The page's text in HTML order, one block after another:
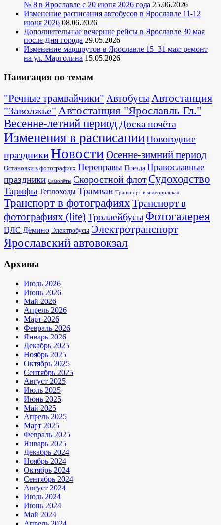
№ 8 в Ярославле с 20 июня 2026 года 25.06.2026
Изменение расписания автобусов в Ярославле 11-12
июня 2026 08.06.2026
Дополнительные вечерние рейсы в Ярославле 30 мая
после Дня города 29.05.2026
Изменение маршрутов в Ярославле 15–31 мая: ремонт
на ул. Марголина 15.05.2026
Навигация по темам
"Речные трамвайчики" АвтобусыАвтостанция
"Заволжье" Автостанция "Ярославль-Гл."
Весенне-летний период Доска почёта
Изменения в расписанииНовогодние
праздникиНовости Осенне-зимний период
Остановки в фотографиях Переправы Поезда Православные
праздники Самолёты Скоростной флот Судоходство
Тарифы Теплоходы Трамваи Транспорт в видеороликах
Транспорт в фотографияхТранспорт в
фотографиях (lite) Троллейбусы Фотогалерея
ЦЛС Дёмино Электробусы Электротранспорт
Ярославский автовокзал
Архивы
Июль 2026
Июнь 2026
Май 2026
Апрель 2026
Март 2026
Февраль 2026
Январь 2026
Декабрь 2025
Ноябрь 2025
Октябрь 2025
Сентябрь 2025
Август 2025
Июль 2025
Июнь 2025
Май 2025
Апрель 2025
Март 2025
Февраль 2025
Январь 2025
Декабрь 2024
Ноябрь 2024
Октябрь 2024
Сентябрь 2024
Август 2024
Июль 2024
Июнь 2024
Май 2024
Апрель 2024